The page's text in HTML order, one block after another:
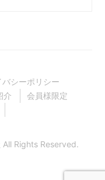
バシーポリシー
介
会員様限定
All Rights Reserved.